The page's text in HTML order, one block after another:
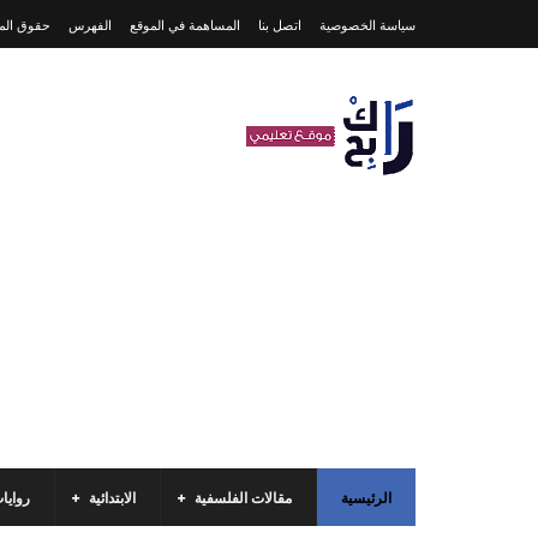
سياسة الخصوصية اتصل بنا المساهمة في الموقع الفهرس حقوق
الرئيسية مقالات الفلسفية الابتدائية